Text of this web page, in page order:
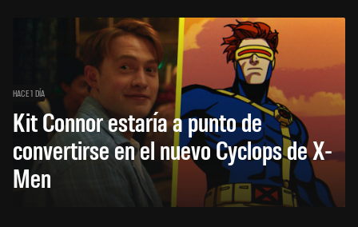
HACE 1 DÍA
Kit Connor estaría a punto de
convertirse en el nuevo Cyclops de X-
Men